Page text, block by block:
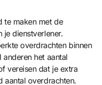
te maken met de
je dienstverlener.
overdrachten binnen
het aantal
vereisen dat je extra
aantal overdrachten.